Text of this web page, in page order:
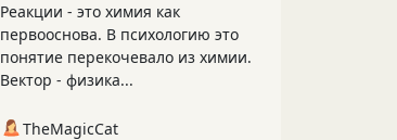
Реакции - это химия как
первооснова. В психологию это
понятие перекочевало из химии.
Вектор - физика...
TheMagicCat